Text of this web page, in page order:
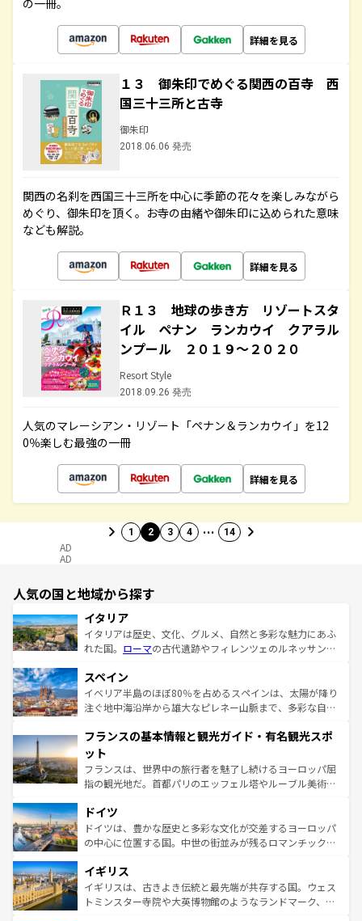
の一冊。
詳細を見る
１３ 御朱印でめぐる関西の百寺 西
国三十三所と古寺
御朱印
2018.06.06 発売
関西の名刹を西国三十三所を中心に季節の花々を楽しみながら
めぐり、御朱印を頂く。お寺の由緒や御朱印に込められた意味
なども解説。
詳細を見る
Ｒ１３ 地球の歩き方 リゾートスタ
イル ペナン ランカウイ クアラル
ンプール ２０１９～２０２０
Resort Style
2018.09.26 発売
人気のマレーシアン・リゾート「ペナン＆ランカウイ」を12
0％楽しむ最強の一冊
詳細を見る
1 2 3 4 … 14
AD
AD
人気の国と地域から探す
イタリア
イタリアは歴史、文化、グルメ、自然と多彩な魅力にあふ
れた国。 ローマの古代遺跡やフィレンツェのルネッサンス
ろん、トスカーナの美しい田園風景やアマルフィ海岸の絶
景など、自然景観も見逃せない。観光の合間には、本場の
ピザやパスタなど、絶品のイタリア料理を堪能することも
ませてくれるイタリアで、忘れられない旅をしてみよう！
なお、新着のイタリア情報は
しい。
スペイン
イベリア半島のほぼ80％を占めるスペインは、太陽が降り
注ぐ地中海沿岸から雄大なピレネー山脈まで、多彩な自然
文化が根付くこの国では、情熱的なフラメンコ、熱気あふ
れる闘牛、そして美味しいタパスが生活の一部となってい
る。首都マドリードの洗練された雰囲気や、バルセロナの
アートに溢れた街角から、地方では古代ローマ遺跡や中世
せる。地方によって風土や気候が異なるスペインはその個
性で訪れる人を魅了する。 なお、新着のスペイン情報は コ
ンテンツ一覧を参照してほしい。
フランスの基本情報と観光ガイド・有名観光スポ
ット
フランスは、世界中の旅行者を魅了し続けるヨーロッパ屈
指の観光地だ。首都パリのエッフェル塔やルーブル美術館
で、幅広い魅力が詰まっている。華麗な宮殿、歴史的な大
聖堂、美しいビーチ、そして豊かな自然が、訪れる者を心
から魅了する。また、フランスは美食の国としても知ら
いる。シャンパンの発祥地であるランス、プロヴァンスの
香り高いラベンダー畑など、多彩な楽しみ方が可能だ。さ
らに、パリ以外の地域にも魅力が溢れており、どの街角に
ドイツ
ドイツは、豊かな歴史と多彩な文化が交差するヨーロッパ
の中心に位置する国。中世の街並みが残るロマンチック街
顔を持つこの国は、どこを歩いても飽きることがない。ベ
ルリンの文化的活気、バイエルン州のアルプスの絶景、そ
してライン川沿いのワイン畑といった風景は必見。ビール
イギリス
イギリスは、古きよき伝統と最先端が共存する国。ウェス
トミンスター寺院や大英博物館のようなランドマーク、歴